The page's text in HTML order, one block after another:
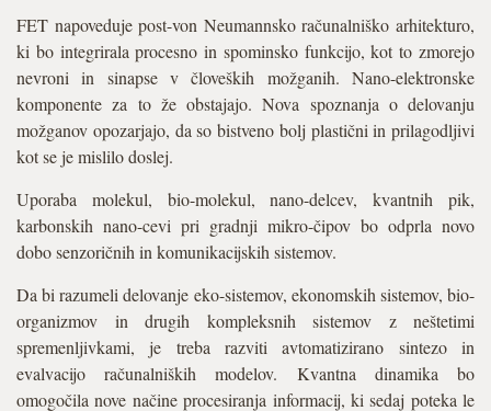
FET napoveduje post-von Neumannsko računalniško arhitekturo,
ki bo integrirala procesno in spominsko funkcijo, kot to zmorejo
nevroni in sinapse v človeških možganih. Nano-elektronske
komponente za to že obstajajo. Nova spoznanja o delovanju
možganov opozarjajo, da so bistveno bolj plastični in prilagodljivi
kot se je mislilo doslej.
Uporaba molekul, bio-molekul, nano-delcev, kvantnih pik,
karbonskih nano-cevi pri gradnji mikro-čipov bo odprla novo
dobo senzoričnih in komunikacijskih sistemov.
Da bi razumeli delovanje eko-sistemov, ekonomskih sistemov, bio-
organizmov in drugih kompleksnih sistemov z neštetimi
spremenljivkami, je treba razviti avtomatizirano sintezo in
evalvacijo računalniških modelov. Kvantna dinamika bo
omogočila nove načine procesiranja informacij, ki sedaj poteka le